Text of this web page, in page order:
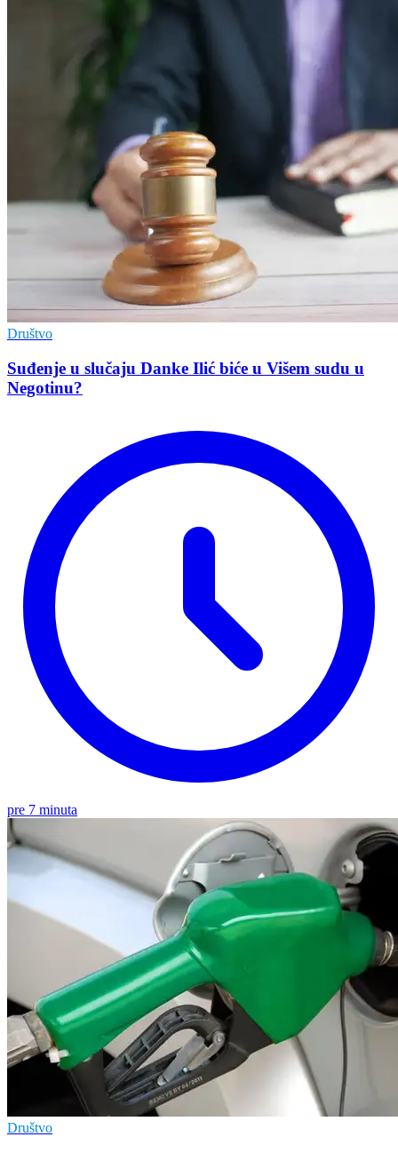
Društvo
Suđenje u slučaju Danke Ilić biće u Višem sudu u
Negotinu?
pre 7 minuta
Društvo